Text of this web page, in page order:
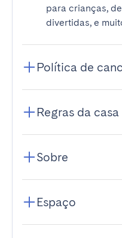
para crianças,
divertidas, e
Política de
Regras da casa
Sobre
Espaço